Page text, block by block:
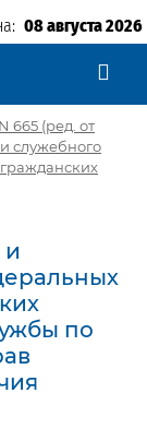
08 августа 2026
665 (ред. от
служебного
и
по